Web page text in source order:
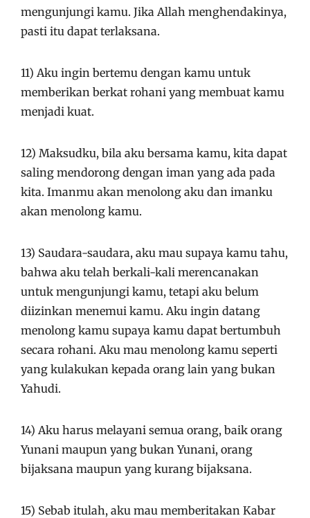
mengunjungi kamu. Jika Allah menghendakinya,
pasti itu dapat terlaksana.
11) Aku ingin bertemu dengan kamu untuk
memberikan berkat rohani yang membuat kamu
menjadi kuat.
12) Maksudku, bila aku bersama kamu, kita dapat
saling mendorong dengan iman yang ada pada
kita. Imanmu akan menolong aku dan imanku
akan menolong kamu.
13) Saudara-saudara, aku mau supaya kamu tahu,
bahwa aku telah berkali-kali merencanakan
untuk mengunjungi kamu, tetapi aku belum
diizinkan menemui kamu. Aku ingin datang
menolong kamu supaya kamu dapat bertumbuh
secara rohani. Aku mau menolong kamu seperti
yang kulakukan kepada orang lain yang bukan
Yahudi.
14) Aku harus melayani semua orang, baik orang
Yunani maupun yang bukan Yunani, orang
bijaksana maupun yang kurang bijaksana.
15) Sebab itulah, aku mau memberitakan Kabar